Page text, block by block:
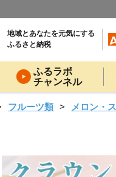
地域とあなたを元気にする
ふるさと納税
ふるラボ
チャンネル
フルーツ類 メロン・